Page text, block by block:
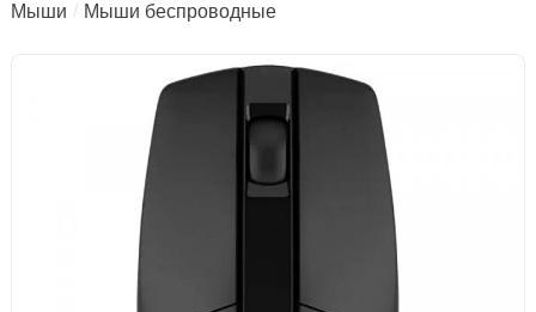
Мыши
Мыши беспроводные